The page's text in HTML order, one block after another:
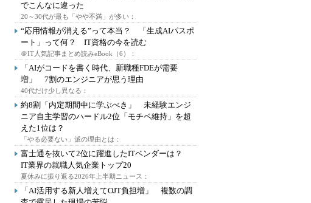
でこんなに違った
20～30代が最も「やや不満」が多い：
“応用情報が消える”って本当？ 「生成AIパスポ
ート」って何？ IT資格の今を読む
＠IT人気記事まとめ読みeBook（6）：
「AIがコードを書く時代、新職種FDEが需要
増」 7割のエンジニアが思う理由
40代だけ少し異なる：
約8割「内定期間中に学ぶべき」 未経験エンジ
ニア自主学習のハードル2位「モチベ維持」を超
えた1位は？
「やる必要ない」派の理由とは：
富士通を抜いて2位に躍進したITベンダーは？
IT業界の就職人気企業トップ20
夏休みに振り返る2026年上半期ニュース：
「AI活用する新人増えてOJT負担増」 複数の調